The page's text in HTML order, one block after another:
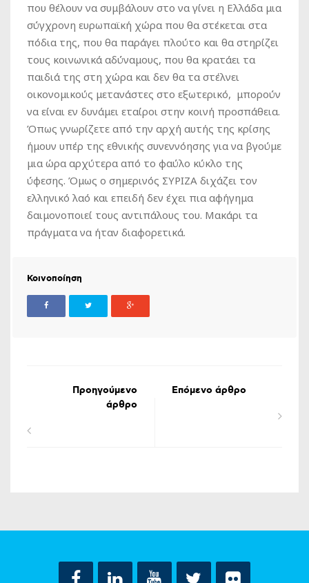
που θέλουν να συμβάλουν στο να γίνει η Ελλάδα μια
σύγχρονη ευρωπαϊκή χώρα που θα στέκεται στα
πόδια της, που θα παράγει πλούτο και θα στηρίζει
τους κοινωνικά αδύναμους, που θα κρατάει τα
παιδιά της στη χώρα και δεν θα τα στέλνει
οικονομικούς μετανάστες στο εξωτερικό, μπορούν
να είναι εν δυνάμει εταίροι στην κοινή προσπάθεια.
Όπως γνωρίζετε από την αρχή αυτής της κρίσης
ήμουν υπέρ της εθνικής συνεννόησης για να βγούμε
μια ώρα αρχύτερα από το φαύλο κύκλο της
ύφεσης. Όμως ο σημερινός ΣΥΡΙΖΑ διχάζει τον
ελληνικό λαό και επειδή δεν έχει πια αφήγημα
δαιμονοποιεί τους αντιπάλους του. Μακάρι τα
πράγματα να ήταν διαφορετικά.
Κοινοποίηση
Προηγούμενο
άρθρο
Επόμενο άρθρο